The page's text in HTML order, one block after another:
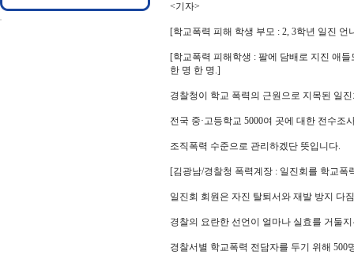
<기자>
[학교폭력 피해 학생 부모 : 2, 3학년 일진
[학교폭력 피해학생 : 팔에 담배로 지진 애
한 명 한 명.]
경찰청이 학교 폭력의 근원으로 지목된 일
전국 중·고등학교 5000여 곳에 대한 전수
조직폭력 수준으로 관리하겠단 뜻입니다.
[김광남/경찰청 폭력계장 : 일진회를 학교
일진회 회원은 자진 탈퇴서와 재발 방지 다
경찰의 요란한 선언이 얼마나 실효를 거둘
경찰서별 학교폭력 전담자를 두기 위해